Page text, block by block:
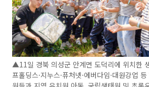
▲11일 경북 의성군 안계면 도덕리에 위치한
프홀딩스·지누스·퓨처넷·에버다임·대원강업